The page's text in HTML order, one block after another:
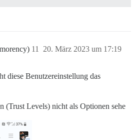
20. März 2023 um 17:19
11
diese Benutzereinstellung das
(Trust Levels) nicht als Optionen sehe